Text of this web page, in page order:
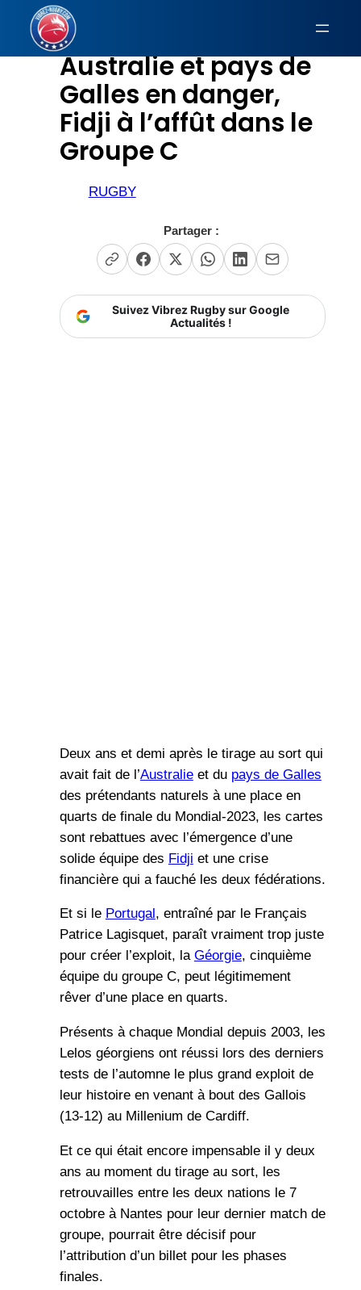
Aller
contenu Australie et pays de
Galles en danger,
Fidji à l’affût dans le
Groupe C
RUGBY
Partager :
Suivez Vibrez Rugby sur Google
Actualités !
Deux ans et demi après le tirage au sort qui
avait fait de l’Australieet du pays de Galles
des prétendants naturels à une place en
quarts de finale du Mondial-2023, les cartes
sont rebattues avec l’émergence d’une
solide équipe des Fidji et une crise
financière qui a fauché les deux fédérations.
Et si le Portugal , entraîné par le Français
Patrice Lagisquet, paraît vraiment trop juste
pour créer l’exploit, la Géorgie, cinquième
équipe du groupe C, peut légitimement
rêver d’une place en quarts.
Présents à chaque Mondial depuis 2003, les
Lelos géorgiens ont réussi lors des derniers
tests de l’automne le plus grand exploit de
leur histoire en venant à bout des Gallois
(13-12) au Millenium de Cardiff.
Et ce qui était encore impensable il y deux
ans au moment du tirage au sort, les
retrouvailles entre les deux nations le 7
octobre à Nantes pour leur dernier match de
groupe, pourrait être décisif pour
l’attribution d’un billet pour les phases
finales.